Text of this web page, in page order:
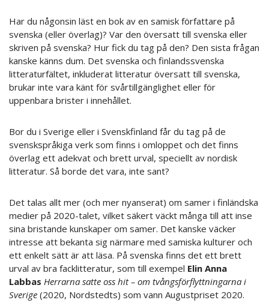
Har du någonsin läst en bok av en samisk författare på
svenska (eller överlag)? Var den översatt till svenska eller
skriven på svenska? Hur fick du tag på den? Den sista frågan
kanske känns dum. Det svenska och finlandssvenska
litteraturfältet, inkluderat litteratur översatt till svenska,
brukar inte vara känt för svårtillgänglighet eller för
uppenbara brister i innehållet.
Bor du i Sverige eller i Svenskfinland får du tag på de
svenskspråkiga verk som finns i omloppet och det finns
överlag ett adekvat och brett urval, speciellt av nordisk
litteratur. Så borde det vara, inte sant?
Det talas allt mer (och mer nyanserat) om samer i finländska
medier på 2020-talet, vilket säkert väckt många till att inse
sina bristande kunskaper om samer. Det kanske väcker
intresse att bekanta sig närmare med samiska kulturer och
ett enkelt sätt är att läsa. På svenska finns det ett brett
urval av bra facklitteratur, som till exempel Elin Anna
Labbas Herrarna satte oss hit – om tvångsförflyttningarna i
Sverige (2020, Nordstedts) som vann Augustpriset 2020.